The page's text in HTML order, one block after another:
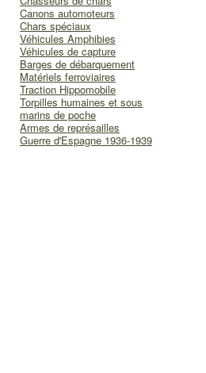
Canons automoteurs
Chars spéciaux
Véhicules Amphibies
Véhicules de capture
Barges de débarquement
Matériels ferroviaires
Traction Hippomobile
Torpilles humaines et sous
marins de poche
Armes de représailles
Guerre d'Espagne 1936-1939